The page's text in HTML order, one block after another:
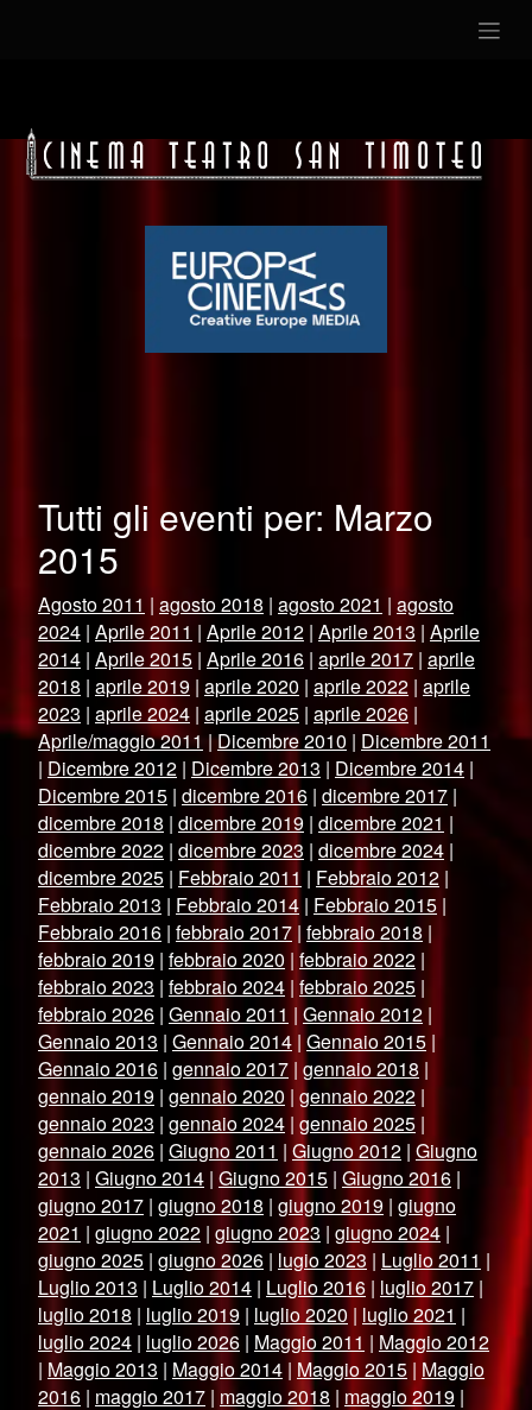
Tutti gli eventi per: Marzo
2015
Agosto 2011 | agosto 2018 | agosto 2021 | agosto
2024 | Aprile 2011 | Aprile 2012 | Aprile 2013 | Aprile
2014 | Aprile 2015 | Aprile 2016 | aprile 2017 | aprile
2018 | aprile 2019 | aprile 2020 | aprile 2022 | aprile
2023 | aprile 2024 | aprile 2025 | aprile 2026 |
Aprile/maggio 2011 |Dicembre 2010 | Dicembre 2011
| Dicembre 2012 | Dicembre 2013 | Dicembre 2014 |
Dicembre 2015 | dicembre 2016 | dicembre 2017 |
dicembre 2018 | dicembre 2019 | dicembre 2021 |
dicembre 2022 | dicembre 2023 | dicembre 2024 |
dicembre 2025 | Febbraio 2011 | Febbraio 2012 |
Febbraio 2013 | Febbraio 2014 | Febbraio 2015 |
Febbraio 2016 | febbraio 2017 | febbraio 2018 |
febbraio 2019 | febbraio 2020 | febbraio 2022 |
febbraio 2023 | febbraio 2024 | febbraio 2025 |
febbraio 2026 | Gennaio 2011 | Gennaio 2012 |
Gennaio 2013 | Gennaio 2014 | Gennaio 2015 |
Gennaio 2016 | gennaio 2017 | gennaio 2018 |
gennaio 2019 | gennaio 2020 | gennaio 2022 |
gennaio 2023 | gennaio 2024 | gennaio 2025 |
gennaio 2026 | Giugno 2011 | Giugno 2012 | Giugno
2013 | Giugno 2014 | Giugno 2015 | Giugno 2016 |
giugno 2017 | giugno 2018 | giugno 2019 | giugno
2021 | giugno 2022 | giugno 2023 | giugno 2024 |
giugno 2025 | giugno 2026 | lugio 2023 | Luglio 2011 |
Luglio 2013 | Luglio 2014 | Luglio 2016 | luglio 2017 |
luglio 2018 | luglio 2019 | luglio 2020 | luglio 2021 |
luglio 2024 | luglio 2026 | Maggio 2011 | Maggio 2012
| Maggio 2013 | Maggio 2014 | Maggio 2015 | Maggio
2016 | maggio 2017 | maggio 2018 | maggio 2019 |